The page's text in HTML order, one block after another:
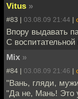
Vitus »
#83 | 03.08.09 21:44 |
Впору выдавать
С
Mix »
#84 | 03.08.09 21:46 |
"Вань, гляди,
"Да не, Мань! Это